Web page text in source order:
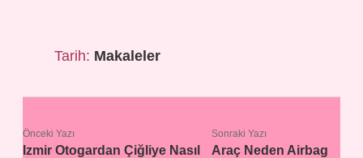
Tarih: Makaleler
Önceki Yazı
Izmir Otogardan Çiğliye Nasıl
Sonraki Yazı
Araç Neden Airbag